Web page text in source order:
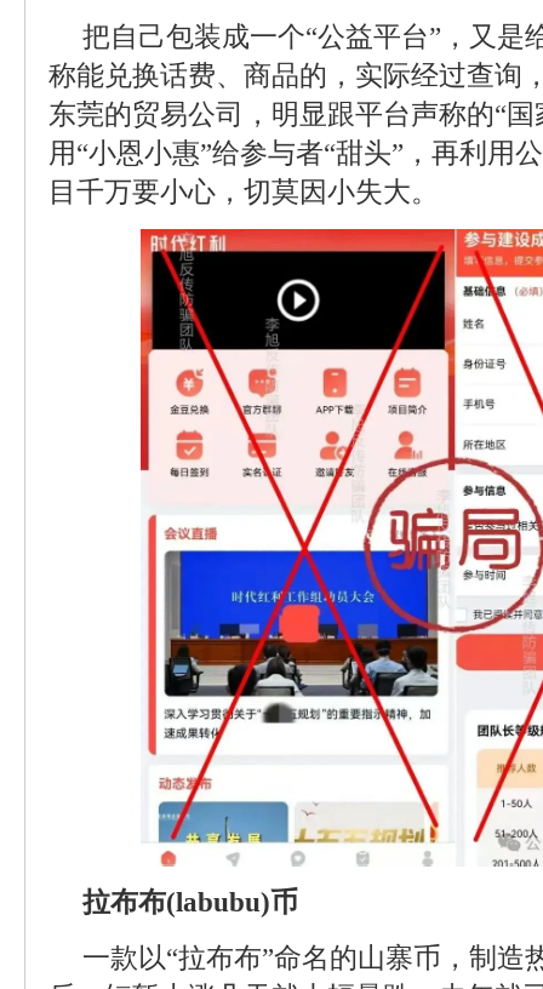
把自己包装成一个“公益平台”，又是
称能兑换话费、商品的，实际经过查询
东莞的贸易公司，明显跟平台声称的“
用“小恩小惠”给参与者“甜头”，再利用
目千万要小心，切莫因小失大。
拉布布(labubu)币
一款以“拉布布”命名的山寨币，制造